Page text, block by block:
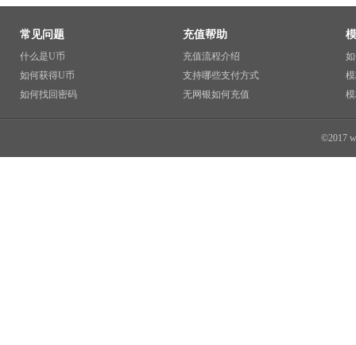
常见问题
什么是U币
如何获得U币
如何找回密码
充值帮助
充值流程介绍
支持哪些支付方式
无网银如何充值
©2017